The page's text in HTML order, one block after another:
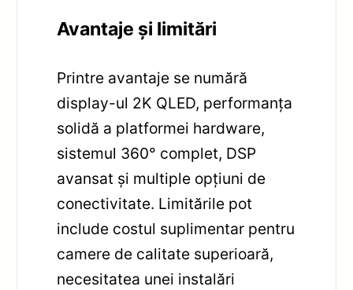
Avantaje și limitări
Printre avantaje se numără
display-ul 2K QLED, performanța
solidă a platformei hardware,
sistemul 360° complet, DSP
avansat și multiple opțiuni de
conectivitate. Limitările pot
include costul suplimentar pentru
camere de calitate superioară,
necesitatea unei instalări